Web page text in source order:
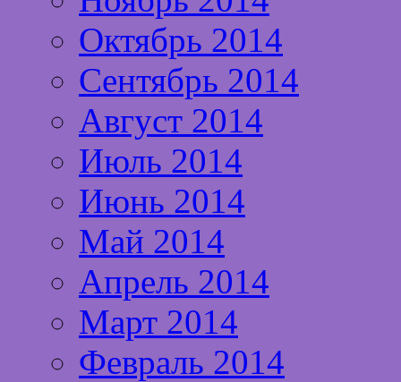
Октябрь 2014
Сентябрь 2014
Август 2014
Июль 2014
Июнь 2014
Май 2014
Апрель 2014
Март 2014
Февраль 2014